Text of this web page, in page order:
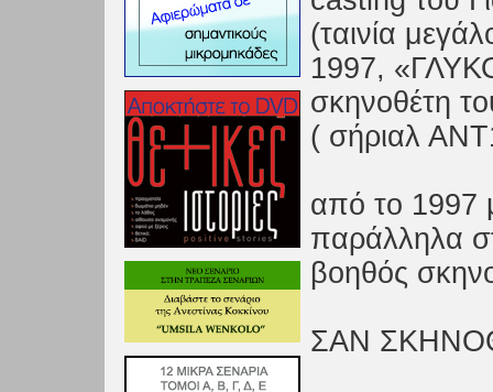
(ταινία
1997,
σκηνοθέτη
( σήριαλ
από το 1997
παράλληλα
βοηθός
ΣΑΝ